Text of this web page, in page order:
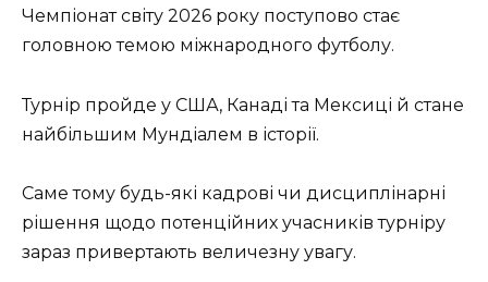
Чемпіонат світу 2026 року поступово стає
головною темою міжнародного футболу.
Турнір пройде у США, Канаді та Мексиці й стане
найбільшим Мундіалем в історії.
Саме тому будь-які кадрові чи дисциплінарні
рішення щодо потенційних учасників турніру
зараз привертають величезну увагу.